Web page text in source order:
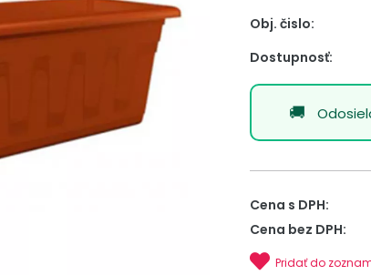
Obj. čislo:
Dostupnosť:
Cena s DPH:
Cena bez DPH:
Pridať do